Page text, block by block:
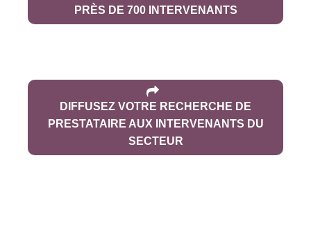
PRÈS DE 700 INTERVENANTS
DIFFUSEZ VOTRE RECHERCHE DE
PRESTATAIRE AUX INTERVENANTS DU
SECTEUR